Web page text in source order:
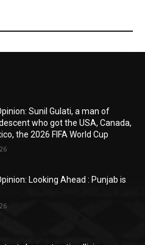
Sunil Gulati, a man of
who got the USA, Canada,
the 2026 FIFA World Cup
Looking Ahead : Punjab is